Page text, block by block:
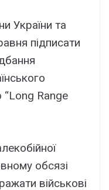
України та
підписати
“Long Range
обсязі
військові